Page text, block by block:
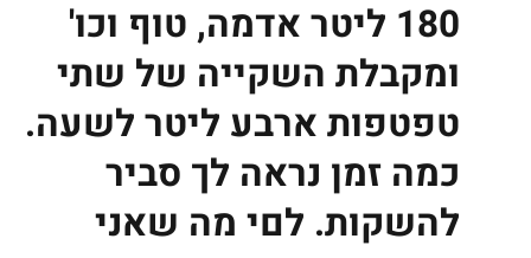
180 ליטר אדמה, טוף וכו'
ומקבלת השקייה של שתי
טפטפות ארבע ליטר לשעה.
כמה זמן נראה לך סביר
להשקות. לםי מה שאני